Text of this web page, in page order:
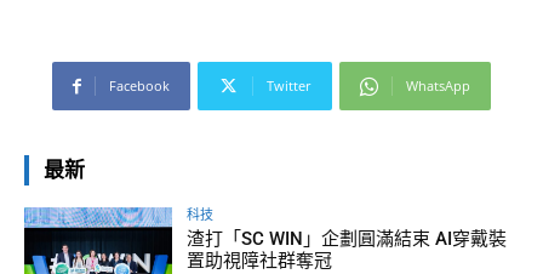
Facebook Twitter WhatsApp
最新
科技
渣打「SC WIN」企劃圓滿結束 AI穿戴裝
置助視障社群奪冠